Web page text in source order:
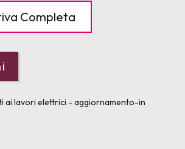
Completa
ai lavori elettrici - aggiornamento-in